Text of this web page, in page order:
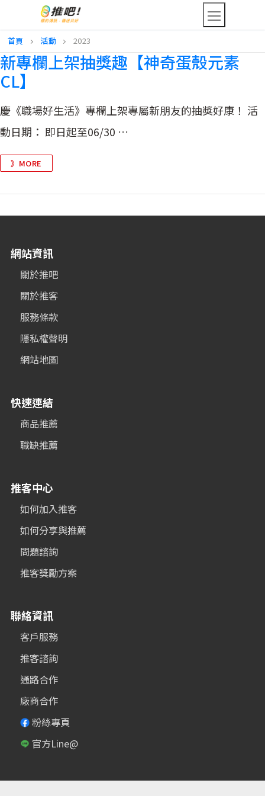
首頁 活動 2023
新專欄上架抽獎趣【神奇蛋殼元素
CL】
慶《職場好生活》專欄上架專屬新朋友的抽獎好康！ 活
動日期： 即日起至06/30 …
》MORE
網站資訊
關於推吧
關於推客
服務條款
隱私權聲明
網站地圖
快速連結
商品推薦
職缺推薦
推客中心
如何加入推客
如何分享與推薦
問題諮詢
推客獎勵方案
聯絡資訊
客戶服務
推客諮詢
通路合作
廠商合作
粉絲專頁
官方Line@